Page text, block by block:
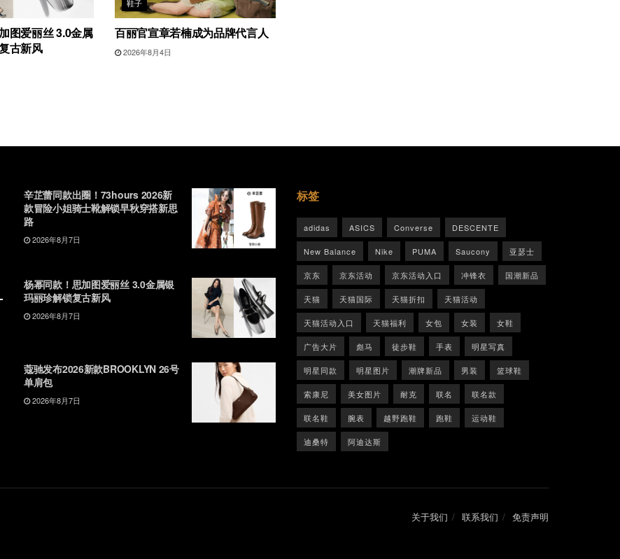
图爱丽丝 3.0金属
古新风
鞋子
百丽官宣章若楠成为品牌代言人
2026年8月4日
辛芷蕾同款出圈！73hours 2026新
款冒险小姐骑士靴解锁早秋穿搭新思
路
2026年8月7日
杨幂同款！思加图爱丽丝 3.0金属银
玛丽珍解锁复古新风
2026年8月7日
蔻驰发布2026新款BROOKLYN 26号
单肩包
2026年8月7日
标签
adidas ASICS Converse DESCENTE
New Balance Nike PUMA Saucony 亚瑟士
京东 京东活动 京东活动入口 冲锋衣 国潮新品
天猫 天猫国际 天猫折扣 天猫活动
天猫活动入口 天猫福利 女包 女装 女鞋
广告大片 彪马 徒步鞋 手表 明星写真
明星同款 明星图片 潮牌新品 男装 篮球鞋
索康尼 美女图片 耐克 联名 联名款
联名鞋 腕表 越野跑鞋 跑鞋 运动鞋
迪桑特 阿迪达斯
关于我们 联系我们 免责声明